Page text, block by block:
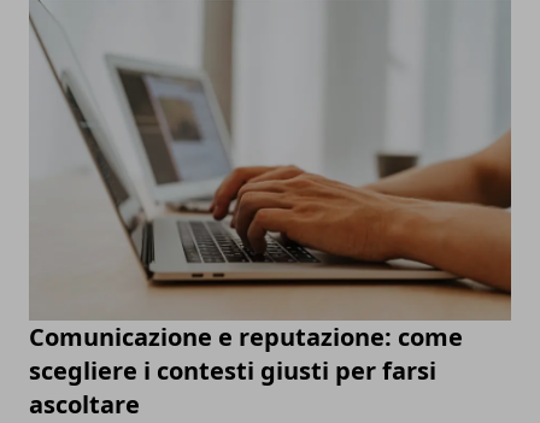
Comunicazione e reputazione: come
scegliere i contesti giusti per farsi
ascoltare